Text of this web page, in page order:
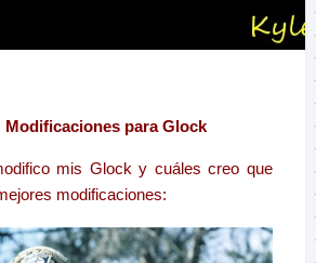
Modificaciones para Glock
mis Glock y cuáles creo que
modificaciones: